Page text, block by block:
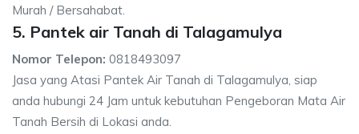
Murah / Bersahabat.
5. Pantek air Tanah di Talagamulya
Nomor Telepon: 0818493097
Jasa yang Atasi Pantek Air Tanah di Talagamulya, siap
anda hubungi 24 Jam untuk kebutuhan Pengeboran Mata Air
Tanah Bersih di Lokasi anda.